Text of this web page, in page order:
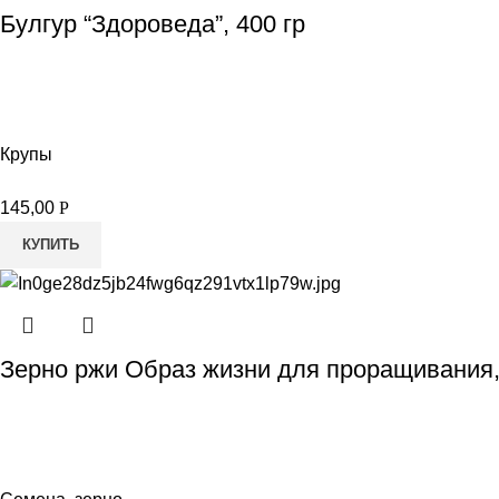
Булгур “Здороведа”, 400 гр
Крупы
145,00 Р
КУПИТЬ
Зерно ржи Образ жизни для